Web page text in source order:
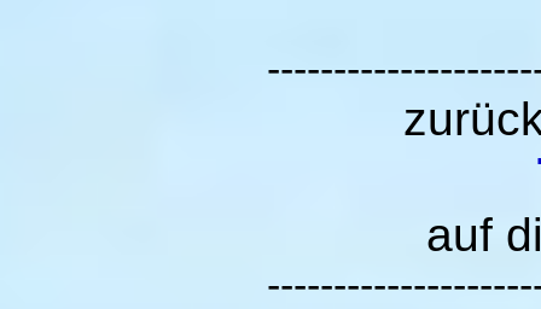
auf